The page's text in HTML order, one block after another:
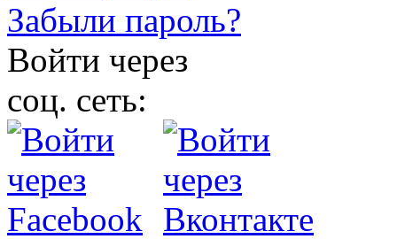
Забыли пароль?
Войти через
соц. сеть: